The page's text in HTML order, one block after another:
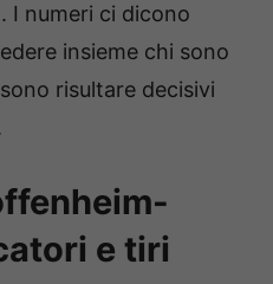
I numeri ci dicono
insieme chi sono
risultare decisivi
e tiri